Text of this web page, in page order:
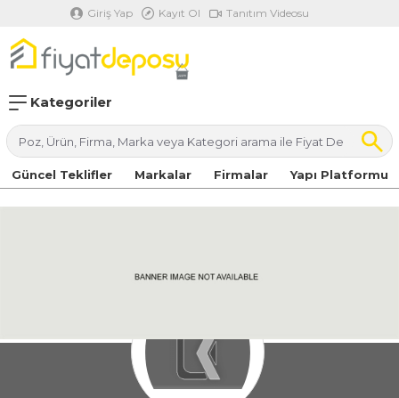
Giriş Yap Kayıt Ol Tanıtım Videosu
Kategoriler
Güncel Teklifler Markalar Firmalar Yapı Platformu